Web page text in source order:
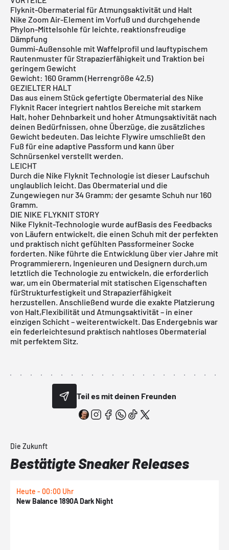
Flyknit-Obermaterial für Atmungsaktivität und Halt
Nike Zoom Air-Element im Vorfuß und durchgehende
Phylon-Mittelsohle für leichte, reaktionsfreudige
Dämpfung
Gummi-Außensohle mit Waffelprofil und lauftypischem
Rautenmuster für Strapazierfähigkeit und Traktion bei
geringem Gewicht
Gewicht: 160 Gramm (Herrengröße 42,5)
GEZIELTER HALT
Das aus einem Stück gefertigte Obermaterial des Nike
Flyknit Racer integriert nahtlos Bereiche mit starkem
Halt, hoher Dehnbarkeit und hoher Atmungsaktivität nach
deinen Bedürfnissen, ohne Überzüge, die zusätzliches
Gewicht bedeuten. Das leichte Flywire umschließt den
Fuß für eine adaptive Passform und kann über
Schnürsenkel verstellt werden.
LEICHT
Durch die Nike Flyknit Technologie ist dieser Laufschuh
unglaublich leicht. Das Obermaterial und die
Zungewiegen nur 34 Gramm; der gesamte Schuh nur 160
Gramm.
DIE NIKE FLYKNIT STORY
Nike Flyknit-Technologie wurde aufBasis des Feedbacks
von Läufern entwickelt, die einen Schuh mit der perfekten
und praktisch nicht gefühlten Passformeiner Socke
forderten. Nike führte die Entwicklung über vier Jahre mit
Programmierern, Ingenieuren und Designern durch,um
letztlich die Technologie zu entwickeln, die erforderlich
war, um ein Obermaterial mit statischen Eigenschaften
fürStrukturfestigkeit und Strapazierfähigkeit
herzustellen. Anschließend wurde die exakte Platzierung
von Halt,Flexibilität und Atmungsaktivität – in einer
einzigen Schicht – weiterentwickelt. Das Endergebnis war
ein federleichtesund praktisch nahtloses Obermaterial
mit perfektem Sitz.
Teil es mit deinen Freunden
Die Zukunft
Bestätigte Sneaker Releases
Heute - 00:00 Uhr
New Balance 1890A Dark Night